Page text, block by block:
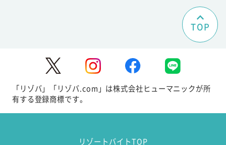
TOP
「リゾバ」「リゾバ.com」は株式会社ヒューマニックが所
有する登録商標です。
リゾートバイトTOP